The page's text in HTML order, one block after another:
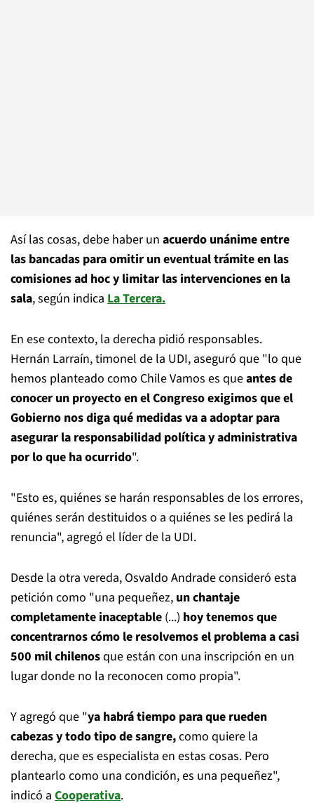
Así las cosas, debe haber un acuerdo unánime entre
las bancadas para omitir un eventual trámite en las
comisiones ad hoc y limitar las intervenciones en la
sala, según indica La Tercera.
En ese contexto, la derecha pidió responsables.
Hernán Larraín, timonel de la UDI, aseguró que "lo que
hemos planteado como Chile Vamos es queantes de
conocer un proyecto en el Congreso exigimos que el
Gobierno nos diga qué medidas va a adoptar para
asegurar la responsabilidad política y administrativa
por lo que ha ocurrido".
"Esto es, quiénes se harán responsables de los errores,
quiénes serán destituidos o a quiénes se les pedirá la
renuncia", agregó el líder de la UDI.
Desde la otra vereda, Osvaldo Andrade consideró esta
petición como "una pequeñez, un chantaje
completamente inaceptable (...) hoy tenemos que
concentrarnos cómo le resolvemos el problema a casi
500 mil chilenosque están con una inscripción en un
lugar donde no la reconocen como propia".
Y agregó que "ya habrá tiempo para que rueden
cabezas y todo tipo de sangre,como quiere la
derecha, que es especialista en estas cosas. Pero
plantearlo como una condición, es una pequeñez",
indicó a Cooperativa.